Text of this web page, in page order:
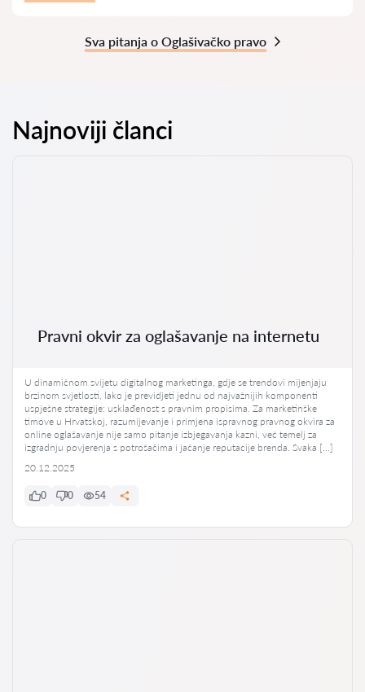
Sva pitanja o Oglašivačko pravo
Najnoviji članci
Pravni okvir za oglašavanje na internetu
U dinamičnom svijetu digitalnog marketinga, gdje se trendovi mijenjaju
brzinom svjetlosti, lako je previdjeti jednu od najvažnijih komponenti
uspješne strategije: usklađenost s pravnim propisima. Za marketinške
timove u Hrvatskoj, razumijevanje i primjena ispravnog pravnog okvira za
online oglašavanje nije samo pitanje izbjegavanja kazni, već temelj za
izgradnju povjerenja s potrošačima i jačanje reputacije brenda. Svaka […]
20.12.2025
0 0 54